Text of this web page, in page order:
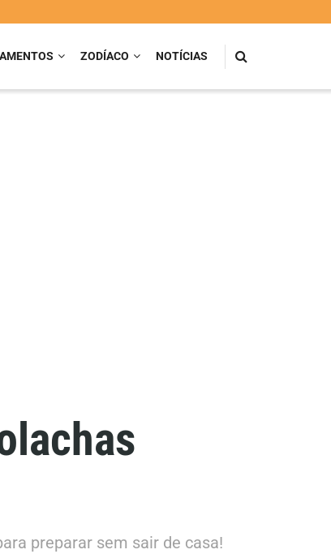
ZODÍACO NOTÍCIAS
preparar sem sair de casa!